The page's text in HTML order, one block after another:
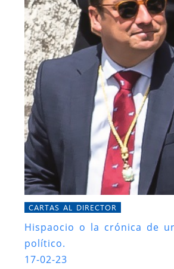
CARTAS AL DIRECTOR
Hispaocio o la crónica de
político.
17-02-23